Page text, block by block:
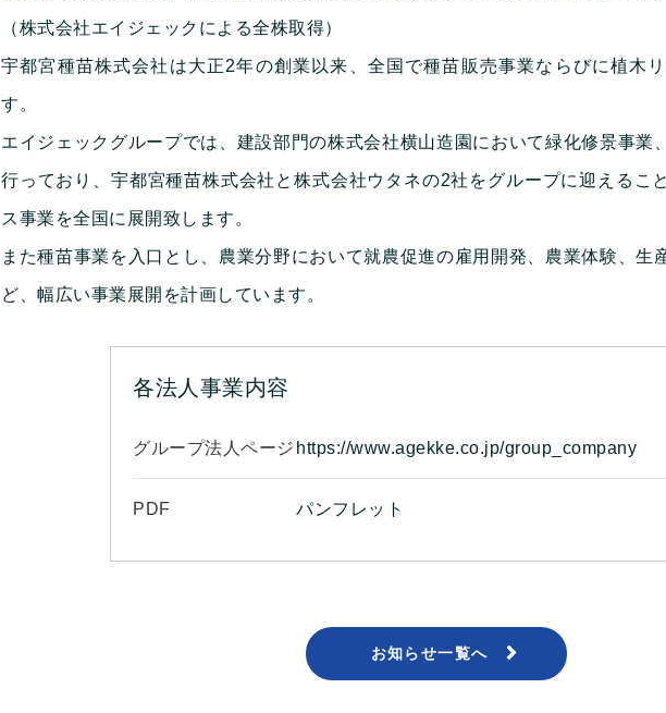
（株式会社エイジェックによる全株取得）
宇都宮種苗株式会社は大正2年の創業以来、全国で種苗販売事業ならびに植木
す。
エイジェックグループでは、建設部門の株式会社横山造園において緑化修景事業
行っており、宇都宮種苗株式会社と株式会社ウタネの2社をグループに迎えるこ
ス事業を全国に展開致します。
また種苗事業を入口とし、農業分野において就農促進の雇用開発、農業体験、生
ど、幅広い事業展開を計画しています。
各法人事業内容
グループ法人ページ https://www.agekke.co.jp/group_company
PDF パンフレット
お知らせ一覧へ